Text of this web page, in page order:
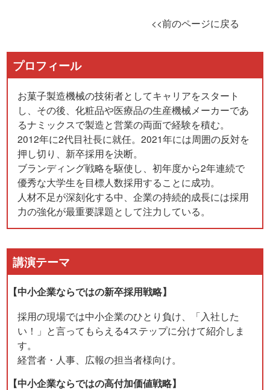
<<前のページに戻る
プロフィール
お菓子製造機械の技術者としてキャリアをスタート
し、その後、化粧品や医療品の生産機械メーカーであ
るナミックスで製造と営業の両面で経験を積む。
2012年に2代目社長に就任。2021年には周囲の反対を
押し切り、新卒採用を決断。
ブランディング戦略を駆使し、初年度から2年連続で
優秀な大学生を目標人数採用することに成功。
人材不足が深刻化する中、企業の持続的成長には採用
力の強化が最重要課題として注力している。
講演テーマ
【中小企業ならではの新卒採用戦略】
採用の現場では中小企業のひとり負け、「入社した
い！」と言ってもらえる4ステップに分けて紹介しま
す。
経営者・人事、広報の担当者様向け。
【中小企業ならではの高付加価値戦略】